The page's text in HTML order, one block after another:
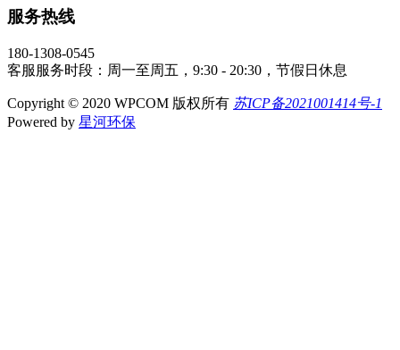
服务热线
180-1308-0545
客服服务时段：周一至周五，9:30 - 20:30，节假日休息
Copyright © 2020 WPCOM 版权所有 苏ICP备2021001414号-1
Powered by 星河环保